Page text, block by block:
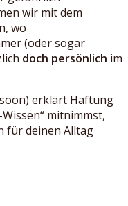
wir mit dem
wo
(oder sogar
doch persönlich im
erklärt Haftung
mitnimmst,
für deinen Alltag